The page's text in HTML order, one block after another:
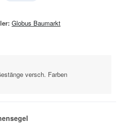
Globus Baumarkt
versch. Farben